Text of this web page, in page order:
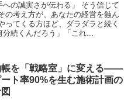
への誠実さが伝わる」 そう信じて
の考え方が、あなたの経営を蝕ん
てくる方ほど、ダラダラと続く
続くんだろう」「これ...
帳を「戦略室」に変える——
ート率90%を生む施術計画の